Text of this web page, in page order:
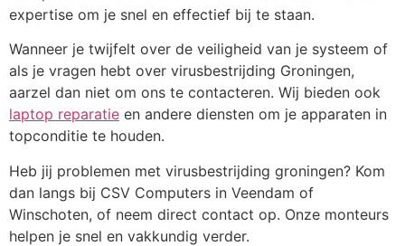
expertise om je snel en effectief bij te staan.
Wanneer je twijfelt over de veiligheid van je systeem of
als je vragen hebt over virusbestrijding Groningen,
aarzel dan niet om ons te contacteren. Wij bieden ook
laptop reparatie en andere diensten om je apparaten in
topconditie te houden.
Heb jij problemen met virusbestrijding groningen? Kom
dan langs bij CSV Computers in Veendam of
Winschoten, of neem direct contact op. Onze monteurs
helpen je snel en vakkundig verder.